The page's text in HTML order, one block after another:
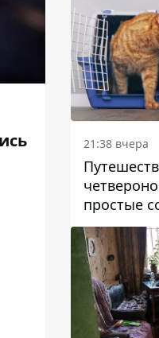
21:38 вчера
простые
поездок